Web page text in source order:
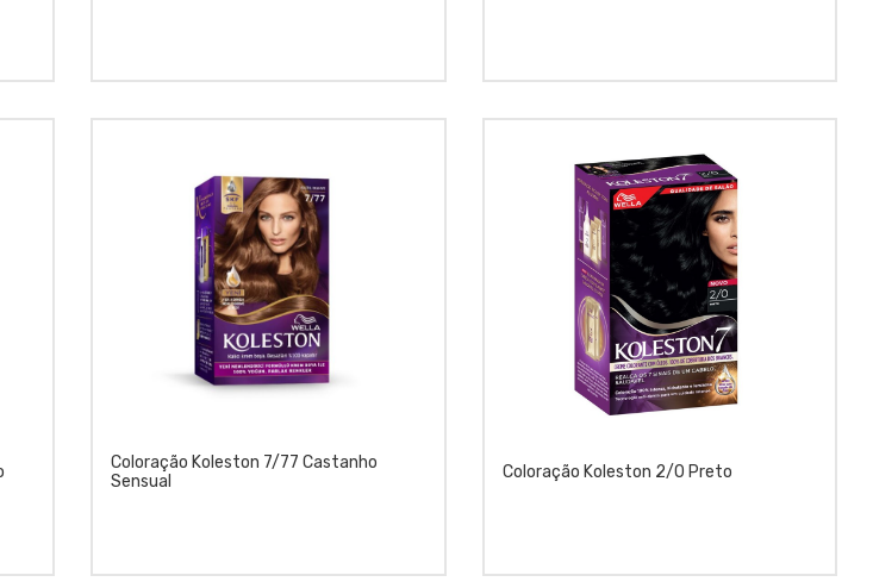
Coloração Koleston 7/77 Castanho
Sensual
Coloração Koleston 2/0 Preto